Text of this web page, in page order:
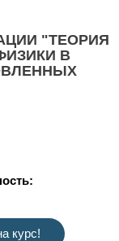
"ТЕОРИЯ
В
курс!